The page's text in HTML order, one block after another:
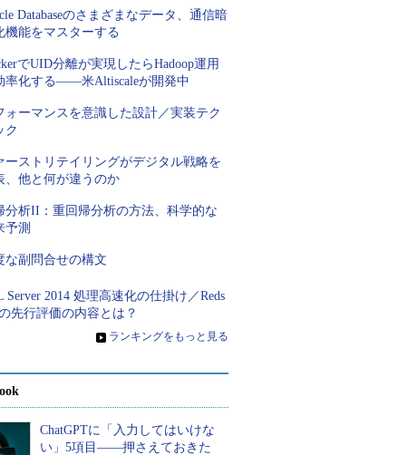
Databaseのさまざまなデータ、通信暗
機能をマスターする
でUID分離が実現したらHadoop運用
率化する――米Altiscaleが開発中
ォーマンスを意識した設計／実装テク
ク
ーストリテイリングがデジタル戦略を
、他と何が違うのか
分析II：重回帰分析の方法、科学的な
予測
な副問合せの構文
Server 2014 処理高速化の仕掛け／Reds
先行評価の内容とは？
» ランキングをもっと見る
ChatGPTに「入力してはいけな
い」5項目――押さえておきた